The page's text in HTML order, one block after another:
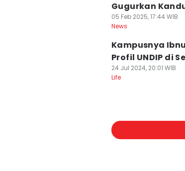
Gugurkan
05 Feb 2025, 17:44 WIB
News
Kampusnya
Profil UNDIP di
24 Jul 2024, 20:01 WIB
Life